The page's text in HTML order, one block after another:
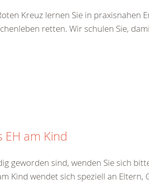
Kreuz lernen Sie in praxisnahen
retten. Wir schulen Sie,
EH am Kind
geworden sind, wenden Sie sich
Kind wendet sich speziell an Eltern,